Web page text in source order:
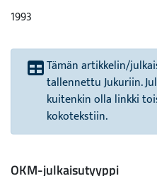
1993
Tämän artikkelin/
tallennettu Jukuriin.
kuitenkin olla linkki
kokotekstiin.
OKM-julkaisutyyppi